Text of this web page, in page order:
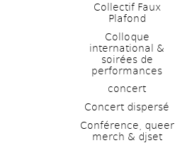
Collectif Faux
Plafond
Colloque
international &
soirées de
performances
concert
Concert dispersé
Conférence, queer
merch & djset